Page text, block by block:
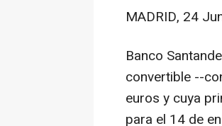
MADRID, 24
Banco
convertible --
euros y cuya
para el 14 de